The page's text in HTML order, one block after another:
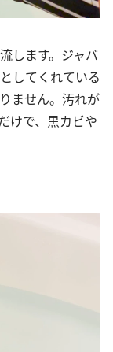
します。ジャバ
してくれている
ません。汚れが
けで、黒カビや